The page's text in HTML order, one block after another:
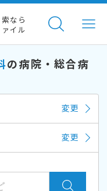
なら
イル
の病院・総合病
変更
変更